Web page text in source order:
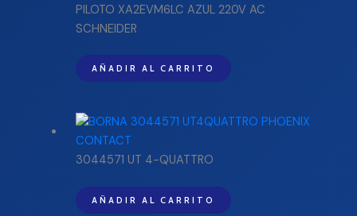
PILOTO XA2EVM6LC AZUL 220V AC
SCHNEIDER
AÑADIR AL CARRITO
3044571 UT 4-QUATTRO
AÑADIR AL CARRITO